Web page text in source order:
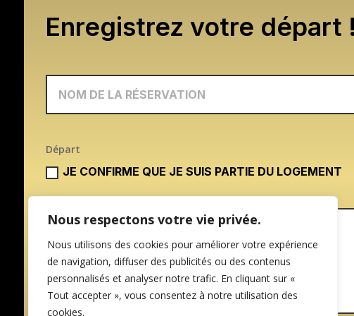
Nous respectons votre vie privée.
Nous utilisons des cookies pour améliorer votre expérience
de navigation, diffuser des publicités ou des contenus
personnalisés et analyser notre trafic. En cliquant sur «
Tout accepter », vous consentez à notre utilisation des
cookies.
Enregistrez votre départ !
Départ
JE CONFIRME QUE JE SUIS PARTIE DU LOGEMENT